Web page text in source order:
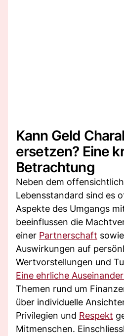
Kann Geld
ersetzen? Eine
Betrachtung
Neben dem
Lebensstandard sind es
Aspekte des Umgangs
beeinflussen die
einer Partnerschaft
Auswirkungen auf
Wertvorstellungen und
Eine ehrliche
Themen rund um
über individuelle
Privilegien und Respekt
Mitmenschen.